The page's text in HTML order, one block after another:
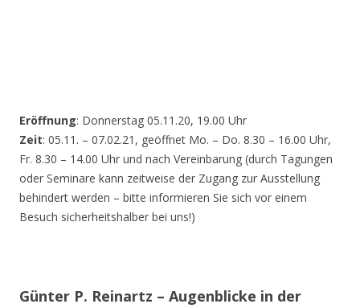
Eröffnung: Donnerstag 05.11.20, 19.00 Uhr
Zeit: 05.11. – 07.02.21, geöffnet Mo. – Do. 8.30 – 16.00 Uhr,
Fr. 8.30 – 14.00 Uhr und nach Vereinbarung (durch Tagungen
oder Seminare kann zeitweise der Zugang zur Ausstellung
behindert werden – bitte informieren Sie sich vor einem
Besuch sicherheitshalber bei uns!)
Günter P. Reinartz – Augenblicke in der